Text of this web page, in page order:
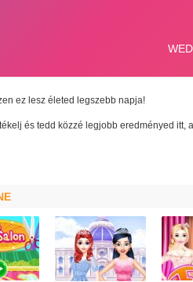
ez lesz életed legszebb napja!
és tedd közzé legjobb eredményed itt,